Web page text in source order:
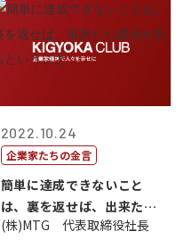
2022.10.24
企業家たちの金言
簡単に達成できないこと
は、裏を返せば、出来たら
価値があるとい...
(株)MTG 代表取締役社長